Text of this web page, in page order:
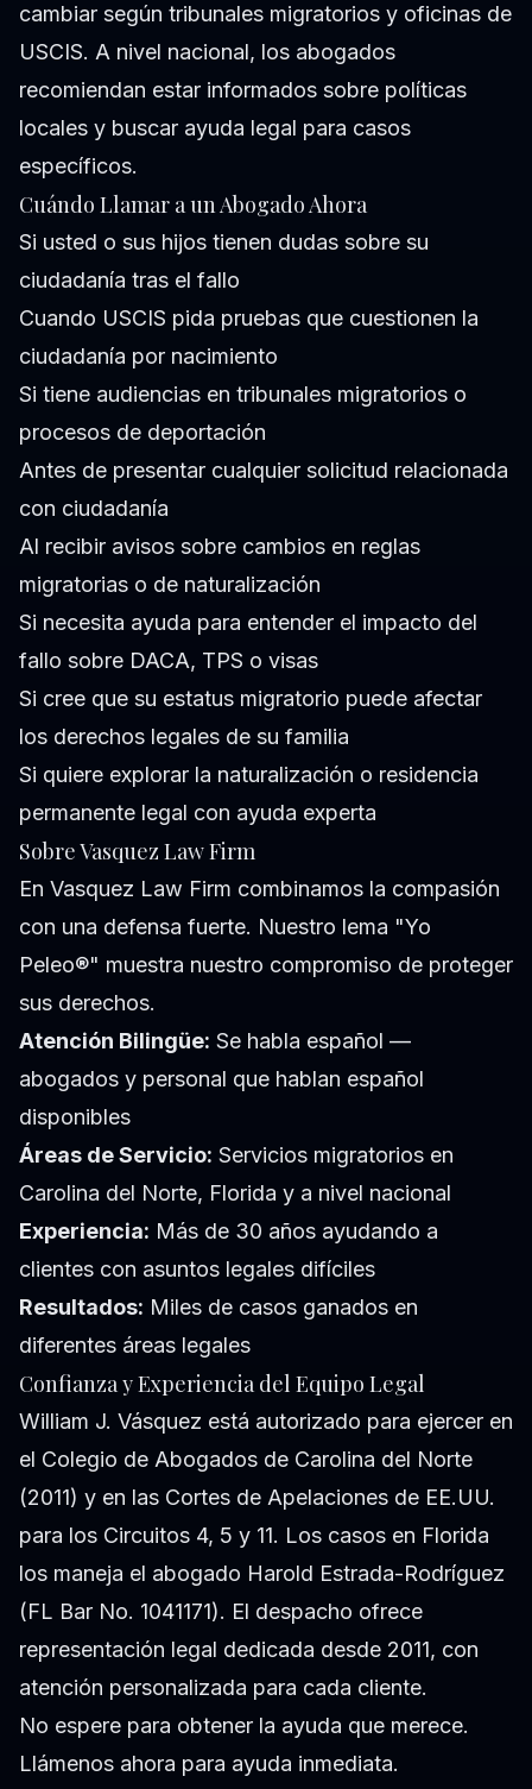
cambiar según tribunales migratorios y oficinas de
USCIS. A nivel nacional, los abogados
recomiendan estar informados sobre políticas
locales y buscar ayuda legal para casos
específicos.
Cuándo Llamar a un Abogado Ahora
Si usted o sus hijos tienen dudas sobre su
ciudadanía tras el fallo
Cuando USCIS pida pruebas que cuestionen la
ciudadanía por nacimiento
Si tiene audiencias en tribunales migratorios o
procesos de deportación
Antes de presentar cualquier solicitud relacionada
con ciudadanía
Al recibir avisos sobre cambios en reglas
migratorias o de naturalización
Si necesita ayuda para entender el impacto del
fallo sobre DACA, TPS o visas
Si cree que su estatus migratorio puede afectar
los derechos legales de su familia
Si quiere explorar la naturalización o residencia
permanente legal con ayuda experta
Sobre Vasquez Law Firm
En Vasquez Law Firm combinamos la compasión
con una defensa fuerte. Nuestro lema "Yo
Peleo®" muestra nuestro compromiso de proteger
sus derechos.
Atención Bilingüe: Se habla español —
abogados y personal que hablan español
disponibles
Áreas de Servicio: Servicios migratorios en
Carolina del Norte, Florida y a nivel nacional
Experiencia: Más de 30 años ayudando a
clientes con asuntos legales difíciles
Resultados: Miles de casos ganados en
diferentes áreas legales
Confianza y Experiencia del Equipo Legal
William J. Vásquez está autorizado para ejercer en
el Colegio de Abogados de Carolina del Norte
(2011) y en las Cortes de Apelaciones de EE.UU.
para los Circuitos 4, 5 y 11. Los casos en Florida
los maneja el abogado Harold Estrada-Rodríguez
(FL Bar No. 1041171). El despacho ofrece
representación legal dedicada desde 2011, con
atención personalizada para cada cliente.
No espere para obtener la ayuda que merece.
Llámenos ahora para ayuda inmediata.